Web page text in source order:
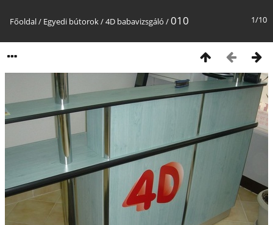
1/10
Főoldal/ Egyedi bútorok/4D babavizsgáló /010